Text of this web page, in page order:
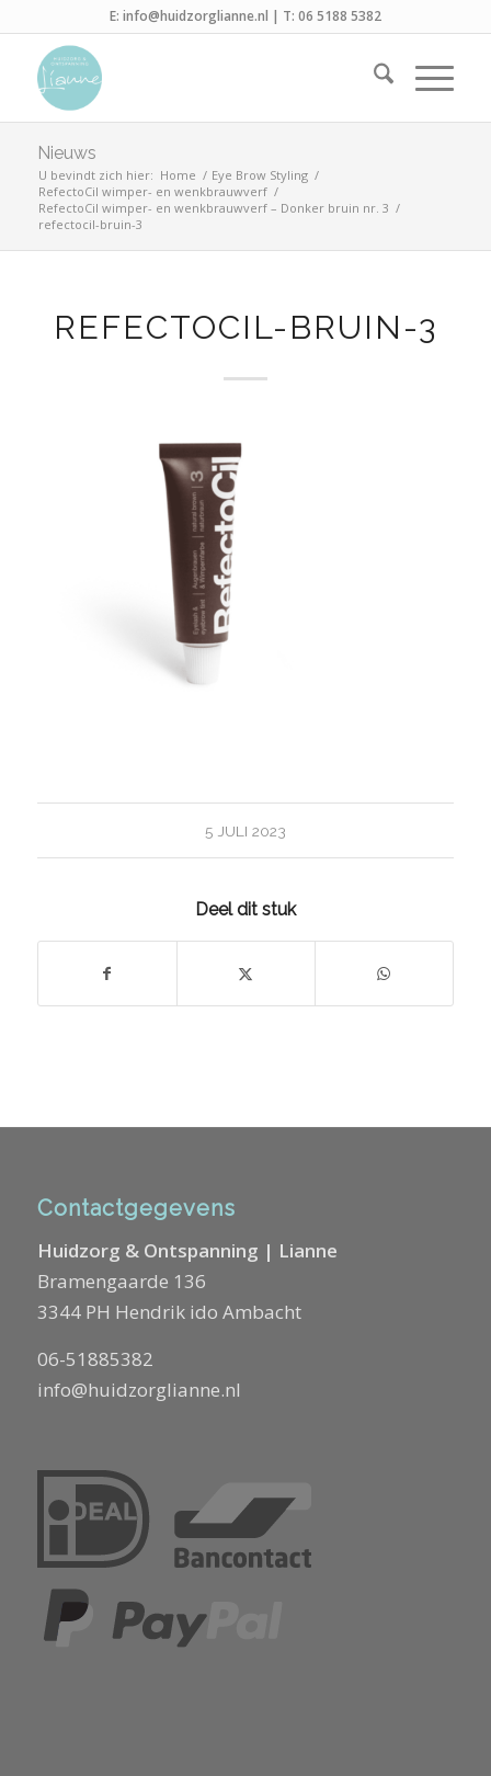
E: info@huidzorglianne.nl | T: 06 5188 5382
Nieuws
U bevindt zich hier: Home / Eye Brow Styling /
RefectoCil wimper- en wenkbrauwverf /
RefectoCil wimper- en wenkbrauwverf – Donker bruin nr. 3 /
refectocil-bruin-3
REFECTOCIL-BRUIN-3
5 JULI 2023
Deel dit stuk
Contactgegevens
Huidzorg & Ontspanning | Lianne
Bramengaarde 136
3344 PH Hendrik ido Ambacht
06-51885382
info@huidzorglianne.nl